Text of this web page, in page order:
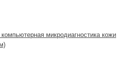
микродиагностика кожи